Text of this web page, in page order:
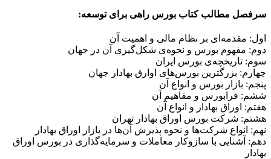
سرفصل مطالب کتاب بورس راهی برای توسعه:
اول: مقدمه‌ای بر نظام مالی و اهمیت آن
دوم: مفهوم بورس و نحوه‌ی شکل‌گیری آن در جهان
سوم: تاریخچه‌ی بورس ایران
چهارم: بزرگترین بورس‌های اوارق بهادار جهان
پنجم: بازار بورس و انواع آن
ششم: فرابورس و مفاهیم آن
هفتم: اوراق بهادار و انواع آن
هشتم: شرکت بورس اوراق بهادار تهران
نهم: انواع شرکت‌ها و نحوه پذیرش آن‌ها در بازار اوراق بهادار
دهم: آشنایی با سازوکار معاملات و سرمایه‌گذاری در بورس اوراق
بهادار